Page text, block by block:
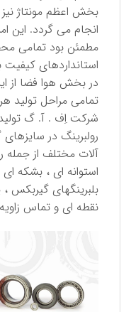
بخش اعظم مونتاژ
انجام می گردد. این
مطمئن بود تمامی
استانداردهای
در بخش هوا فضا از
تمامی مراحل تولید
شركت اِف . آ. گ
رولبرینگ در
آلات مختلف از جمله
استوانه ای ، بشكه
بلبرینگهای گیربكس
نقطه ای و تماس